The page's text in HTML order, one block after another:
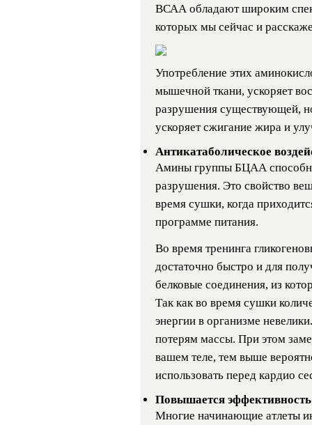
ВСАА обладают широким
которых мы сейчас и
Употребление этих
мышечной ткани, ускоряет
разрушения существующей,
ускоряет сжигание жира и
Антикатаболическое
Амины группы БЦАА
разрушения. Это свойство
время сушки, когда
программе питания.
Во время тренинга
достаточно быстро и для
белковые соединения, из
Так как во время сушки
энергии в организме
потерям массы. При этом
вашем теле, тем выше
использовать перед кардио
Повышается эффективность
Многие начинающие атлеты